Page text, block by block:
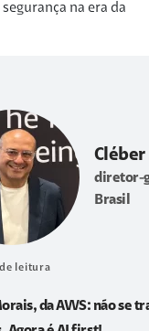
na era da
diretor-
Brasil
leitura
da AWS: não se